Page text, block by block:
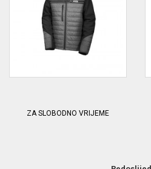
ZA SLOBODNO VRIJEME